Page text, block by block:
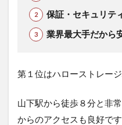
保証・セキュリテ
業界最大手だから
第１位はハローストレー
山下駅から徒歩８分と非
からのアクセスも良好です